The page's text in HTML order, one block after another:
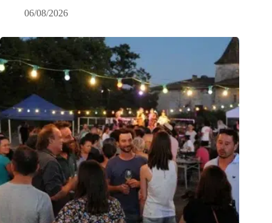
06/08/2026